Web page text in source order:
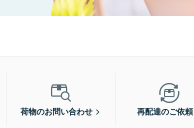
荷物のお問い合わせ 再配達のご依頼